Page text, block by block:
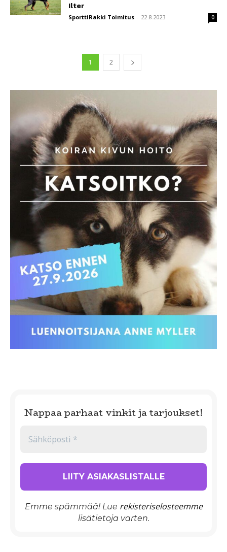
Ilter
SporttiRakki Toimitus - 22.8.2023 0
1 2
Nappaa parhaat vinkit ja tarjoukset!
Emme spämmää! Lue rekisteriselosteemme
lisätietoja varten.